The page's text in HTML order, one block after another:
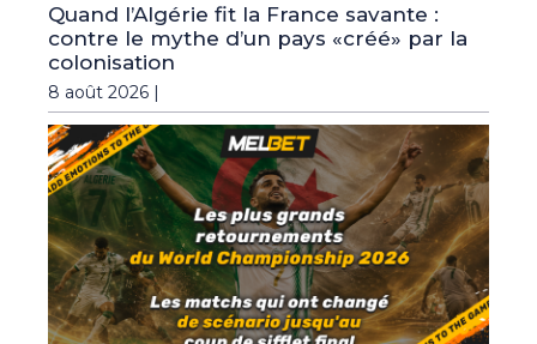
Quand l’Algérie fit la France savante :
contre le mythe d’un pays «créé» par la
colonisation
8 août 2026 |